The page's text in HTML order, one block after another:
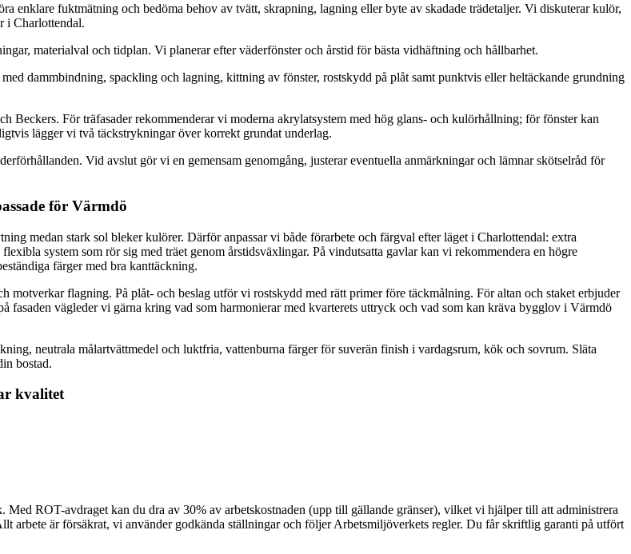
enklare fuktmätning och bedöma behov av tvätt, skrapning, lagning eller byte av skadade trädetaljer. Vi diskuterar kulör,
i Charlottendal.
materialval och tidplan. Vi planerar efter väderfönster och årstid för bästa vidhäftning och hållbarhet.
dammbindning, spackling och lagning, kittning av fönster, rostskydd på plåt samt punktvis eller heltäckande grundning
För träfasader rekommenderar vi moderna akrylatsystem med hög glans- och kulörhållning; för fönster kan
lägger vi två täckstrykningar över korrekt grundat underlag.
Vid avslut gör vi en gemensam genomgång, justerar eventuella anmärkningar och lämnar skötselråd för
för Värmdö
medan stark sol bleker kulörer. Därför anpassar vi både förarbete och färgval efter läget i Charlottendal: extra
system som rör sig med träet genom årstidsväxlingar. På vindutsatta gavlar kan vi rekommendera en högre
färger med bra kanttäckning.
motverkar flagning. På plåt- och beslag utför vi rostskydd med rätt primer före täckmålning. För altan och staket erbjuder
vägleder vi gärna kring vad som harmonierar med kvarterets uttryck och vad som kan kräva bygglov i Värmdö
neutrala målartvättmedel och luktfria, vattenburna färger för suverän finish i vardagsrum, kök och sovrum. Släta
bostad.
kvalitet
ROT-avdraget kan du dra av 30% av arbetskostnaden (upp till gällande gränser), vilket vi hjälper till att administrera
arbete är försäkrat, vi använder godkända ställningar och följer Arbetsmiljöverkets regler. Du får skriftlig garanti på utfört